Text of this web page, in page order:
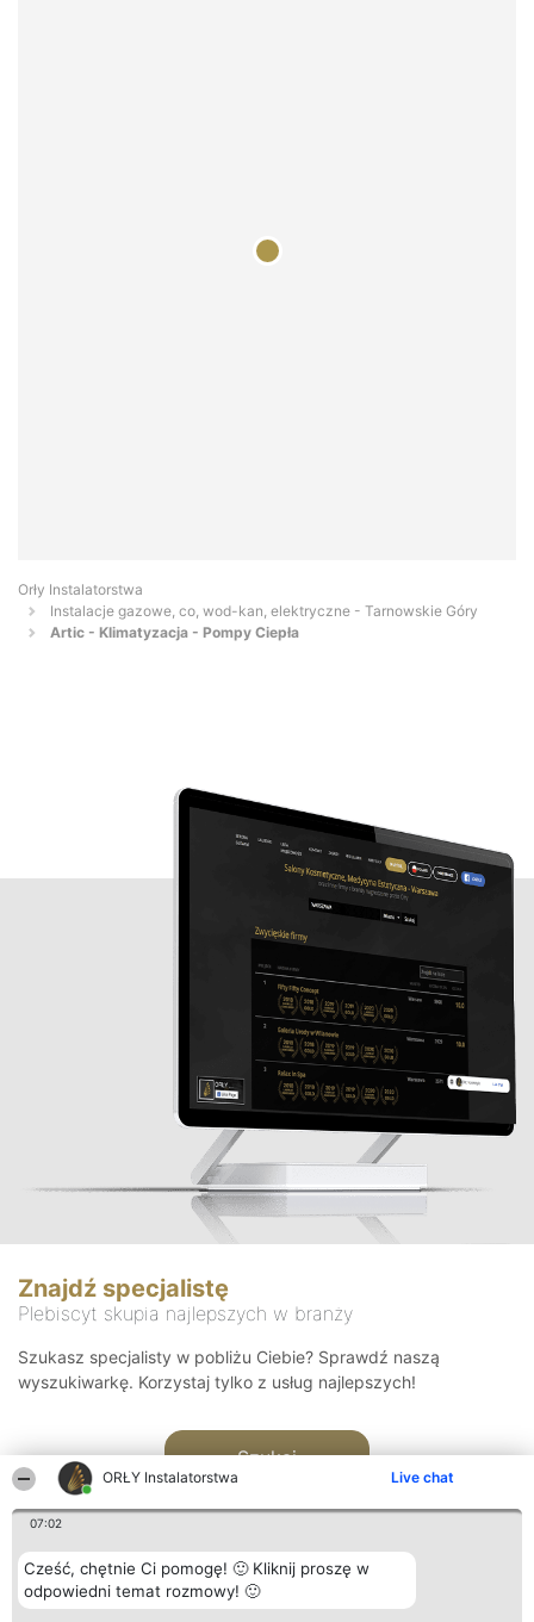
ORŁY Instalatorstwa Live chat
07:02
Cześć, chętnie Ci pomogę! 🙂 Kliknij proszę w
odpowiedni temat rozmowy! 🙂
Orły Instalatorstwa
Instalacje gazowe, co, wod-kan, elektryczne - Tarnowskie Góry
Artic - Klimatyzacja - Pompy Ciepła
Znajdź specjalistę
Plebiscyt skupia najlepszych w branży
Szukasz specjalisty w pobliżu Ciebie? Sprawdź naszą
wyszukiwarkę. Korzystaj tylko z usług najlepszych!
Szukaj